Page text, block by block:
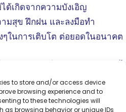
to store and/or access device
browsing experience and to
to these technologies will
browsing behavior or unique IDs
ด้เกิดจากความบังเอิญ
ามสุข ฝึกฝน และลงมือทำ
ในการเติบโต ต่อยอดในอนาคต
เป็นส่วนหนึ่งในความสำเร็จครั้ง